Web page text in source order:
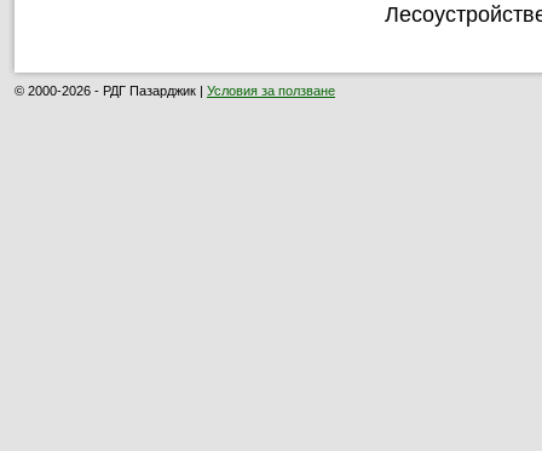
© 2000-2026 - РДГ Пазарджик | Условия за ползване